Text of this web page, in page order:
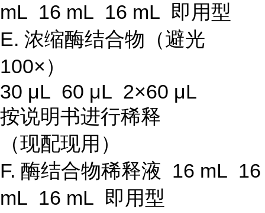
mL 16 mL 16 mL 即用型
E. 浓缩酶结合物（避光
100×）
30 μL 60 μL 2×60 μL
按说明书进行稀释
（现配现用）
F. 酶结合物稀释液 16 mL 16
mL 16 mL 即用型